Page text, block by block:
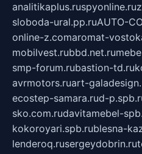
analitikaplus.ruspyonline.ru
sloboda-ural.pp.ruAUTO-
online-z.comaromat-
mobilvest.rubbd.net.ru
smp-forum.rubastion-td.ru
avrmotors.ruart-
ecostep-samara.rud-
sko.com.rudavitamebel-
kokoroyari.spb.rublesna-
lenderoq.rusergeydobrin.ru